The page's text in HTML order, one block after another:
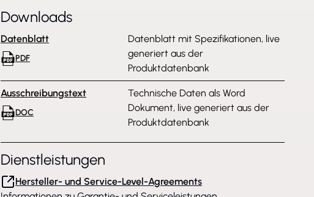
Downloads
Datenblatt
PDF
Datenblatt mit Spezifikationen, live
generiert aus der
Produktdatenbank
Ausschreibungstext
DOC
Technische Daten als Word
Dokument, live generiert aus der
Produktdatenbank
Dienstleistungen
Hersteller- und Service-Level-Agreements